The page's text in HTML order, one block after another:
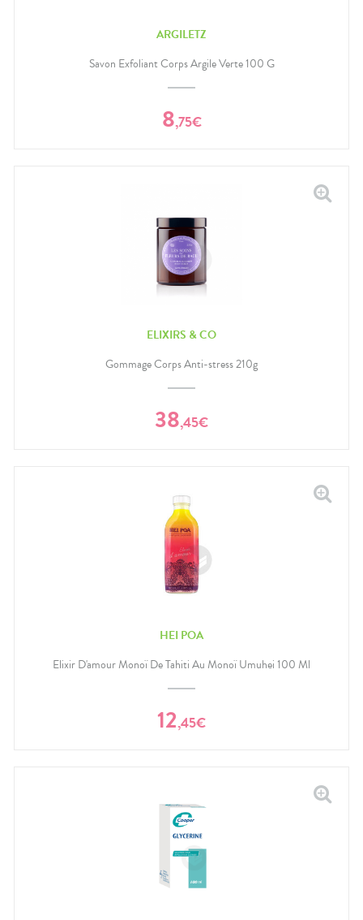
ARGILETZ
Savon Exfoliant Corps Argile Verte 100 G
8,75€
ELIXIRS & CO
Gommage Corps Anti-stress 210g
38,45€
HEI POA
Elixir D'amour Monoï De Tahiti Au Monoï Umuhei 100 Ml
12,45€